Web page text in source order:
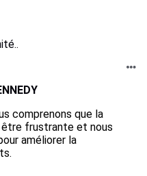
comprenons que la
frustrante et nous
améliorer la